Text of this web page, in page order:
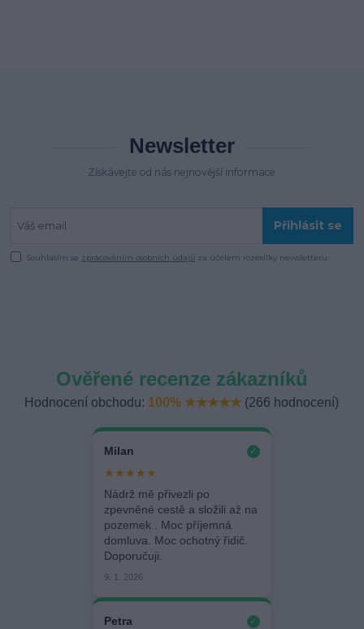
Newsletter
Získávejte od nás nejnovější informace
Přihlásit se
Souhlasím se zpracováním osobních údajů za účelem rozesílky newsletteru.
Ověřené recenze zákazníků
Hodnocení obchodu: 100% ★★★★★ (266 hodnocení)
Milan ✓
★★★★★
Nádrž mě přivezli po
zpevněné cestě a složili až na
pozemek . Moc příjemná
domluva. Moc ochotný řidič.
Doporučuji.
9. 1. 2026
Petra ✓